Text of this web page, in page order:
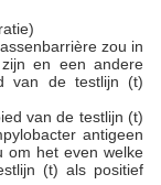
zou in
en een andere
van de testlijn (t)
van de testlijn (t)
antigeen
om het even welke
(t) als positief